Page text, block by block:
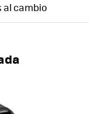
al cambio